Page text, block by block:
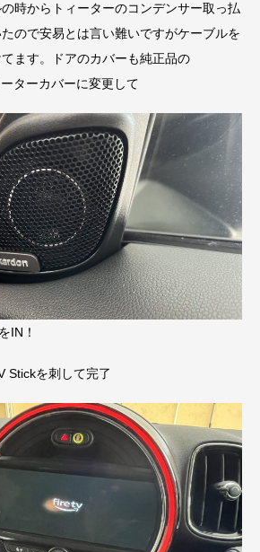
時からトィーターのコンデンサー取っ払
ので安易とは言い難いですがケーブルを
ます。ドアのカバーも純正品の
ターカバーに変更して
IN！
Stickを刺して完了